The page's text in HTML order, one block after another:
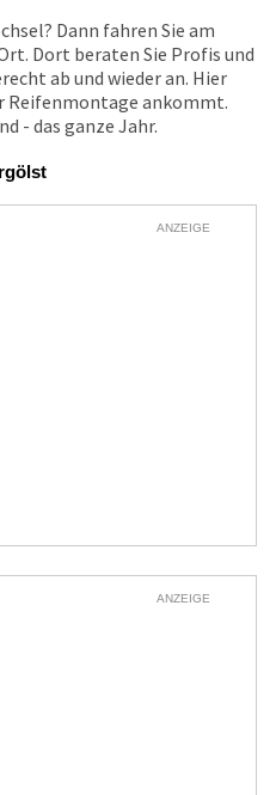
Dann fahren Sie am
Dort beraten Sie Profis und
ab und wieder an. Hier
Reifenmontage ankommt.
- das ganze Jahr.
ANZEIGE
ANZEIGE